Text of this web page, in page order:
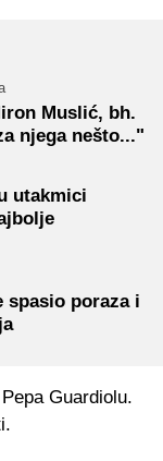
Muslić, bh.
njega nešto..."
utakmici
spasio poraza i
Guardiolu.